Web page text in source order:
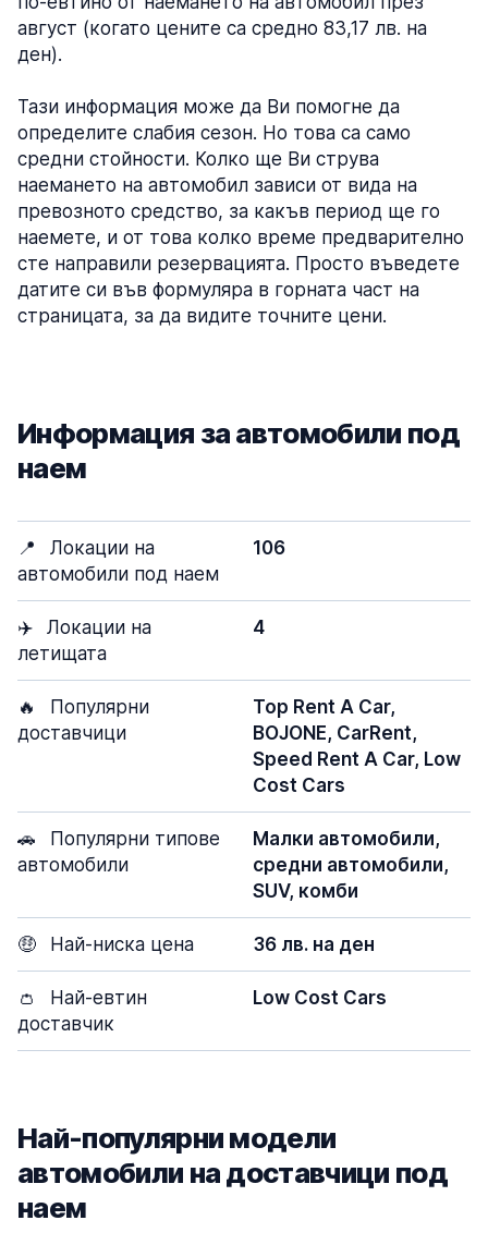
август (когато цените са средно 83,17 лв. на
ден).
Тази информация може да Ви помогне да
определите слабия сезон. Но това са само
средни стойности. Колко ще Ви струва
наемането на автомобил зависи от вида на
превозното средство, за какъв период ще го
наемете, и от това колко време предварително
сте направили резервацията. Просто въведете
датите си във формуляра в горната част на
страницата, за да видите точните цени.
Информация за автомобили под
наем
📍
Локации на
автомобили под наем
106
✈️
Локации на
летищата
4
🔥
Популярни
доставчици
Top Rent A Car,
BOJONE, CarRent,
Speed Rent A Car, Low
Cost Cars
🚗
Популярни типове
автомобили
Малки автомобили,
средни автомобили,
SUV, комби
🤑 Най-ниска цена 36 лв. на ден
👛
Най-евтин
доставчик
Low Cost Cars
Най-популярни модели
автомобили на доставчици под
наем